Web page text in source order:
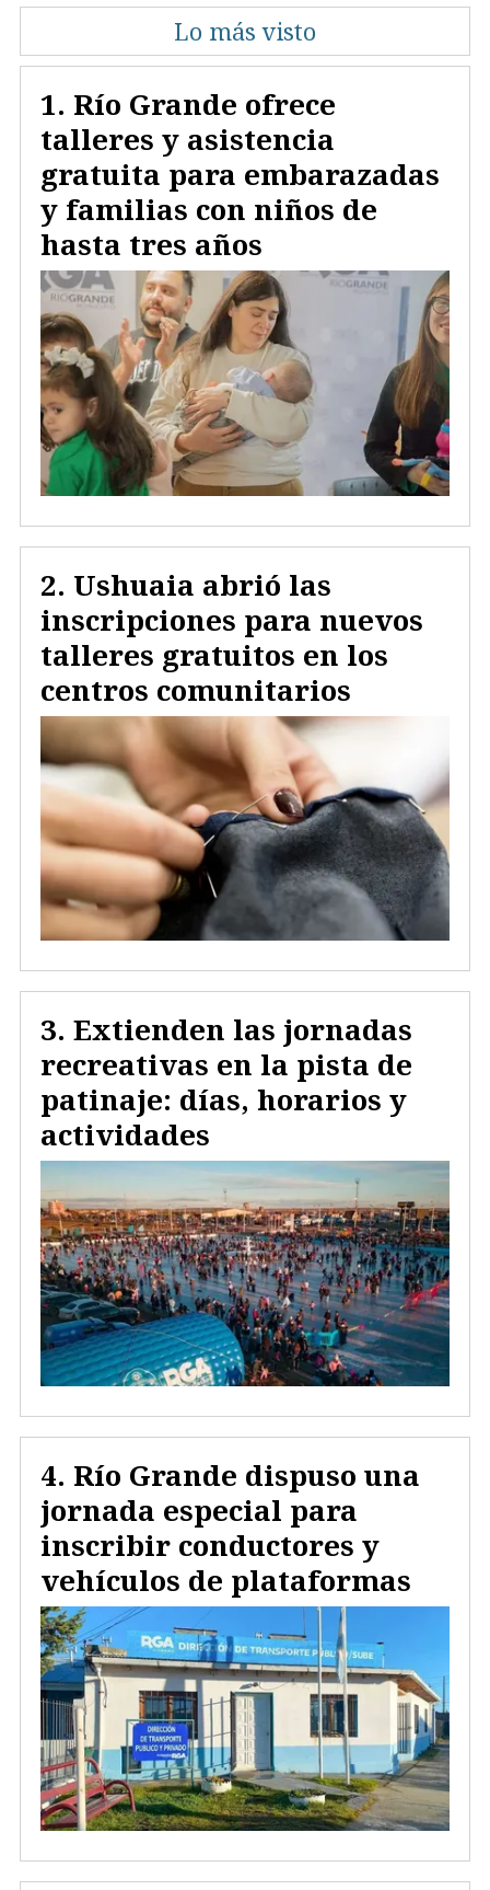
Lo más visto
Río Grande ofrece
talleres y asistencia
gratuita para embarazadas
y familias con niños de
hasta tres años
Ushuaia abrió las
inscripciones para nuevos
talleres gratuitos en los
centros comunitarios
Extienden las jornadas
recreativas en la pista de
patinaje: días, horarios y
actividades
Río Grande dispuso una
jornada especial para
inscribir conductores y
vehículos de plataformas